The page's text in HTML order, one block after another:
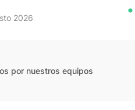
2026
por nuestros equipos